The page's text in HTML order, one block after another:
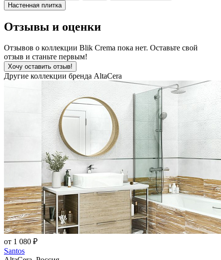
Настенная плитка
Отзывы и оценки
Отзывов о коллекции Blik Crema пока нет. Оставьте свой
отзыв и станьте первым!
Хочу оставить отзыв!
Другие коллекции бренда AltaCera
от 1 080 ₽
Santos